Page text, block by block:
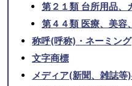
第２１類 台所用品、
第４４類 医療、美容
称呼(呼称)・ネーミング
文字商標
メディア(新聞、雑誌等